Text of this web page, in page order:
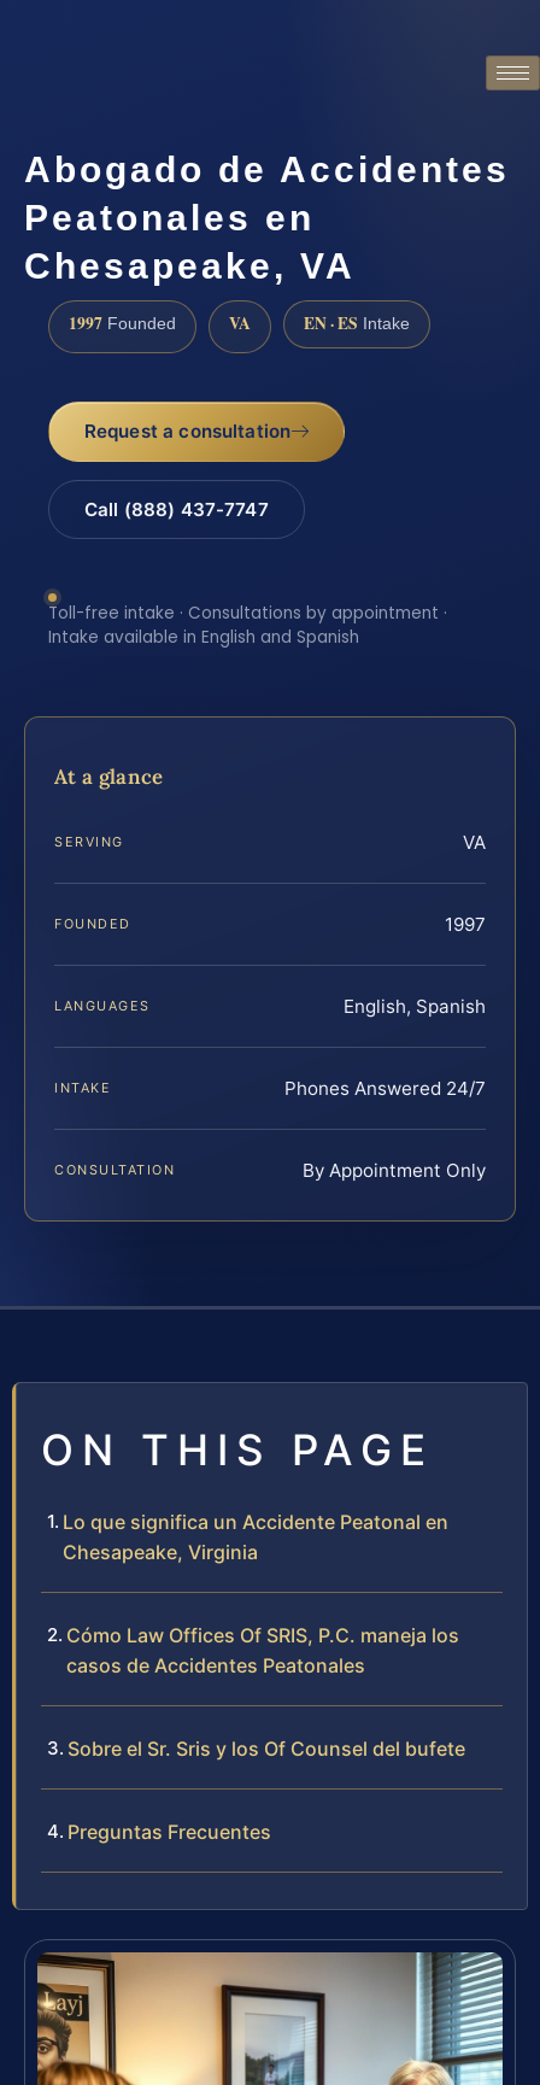
Abogado de Accidentes
Peatonales en
Chesapeake, VA
1997 Founded VA EN · ES Intake
Request a consultation
Call (888) 437-7747
Toll-free intake · Consultations by appointment ·
Intake available in English and Spanish
At a glance
SERVING VA
FOUNDED 1997
LANGUAGES English, Spanish
INTAKE Phones Answered 24/7
CONSULTATION By Appointment Only
ON THIS PAGE
Lo que significa un Accidente Peatonal en
Chesapeake, Virginia
Cómo Law Offices Of SRIS, P.C. maneja los
casos de Accidentes Peatonales
Sobre el Sr. Sris y los Of Counsel del bufete
Preguntas Frecuentes